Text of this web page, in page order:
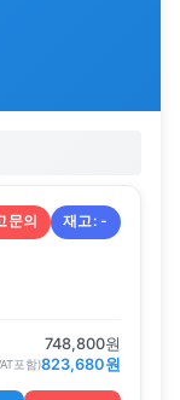
문의 재고:-
748,800원
포함)823,680원